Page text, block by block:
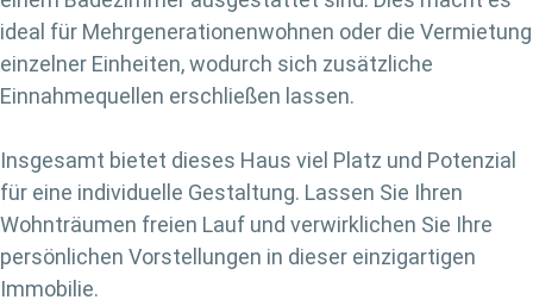
ideal für Mehrgenerationenwohnen oder die Vermietung
einzelner Einheiten, wodurch sich zusätzliche
Einnahmequellen erschließen lassen.
Insgesamt bietet dieses Haus viel Platz und Potenzial
für eine individuelle Gestaltung. Lassen Sie Ihren
Wohnträumen freien Lauf und verwirklichen Sie Ihre
persönlichen Vorstellungen in dieser einzigartigen
Immobilie.